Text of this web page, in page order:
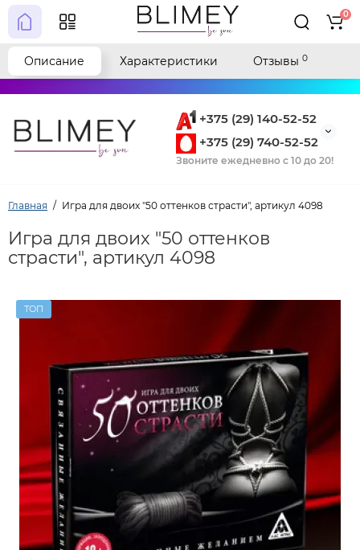
+375 (29) 140-52-52
+375 (29) 740-52-52
Звоните ежедневно с 10 до 20!
0
Главная Игра для двоих "50 оттенков страсти", артикул 4098
Игра для двоих "50 оттенков
страсти", артикул 4098
ТОП
Описание Характеристики Отзывы 0